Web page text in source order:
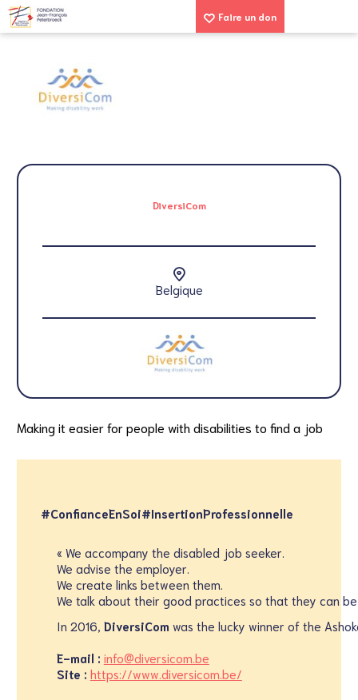
Faire un don
DiversiCom
Belgique
Making it easier for people with disabilities to find a job
#ConfianceEnSoi#InsertionProfessionnelle
« ​We accompany the disabled job seeker.
We advise the employer.
We create links between them.
We talk about their good practices so that they can
In 2016, DiversiCom was the lucky winner of the
E-mail : info@diversicom.be
Site : https://www.diversicom.be/